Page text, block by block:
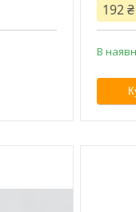
192 ₴
В